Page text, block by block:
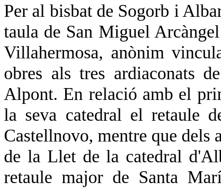
Per al bisbat de Sogorb i
taula de San Miguel
Villahermosa, anònim
obres als tres ardiaconats
Alpont. En relació amb el
la seva catedral el retaule
Castellnovo, mentre que dels
de la Llet de la catedral
retaule major de Santa